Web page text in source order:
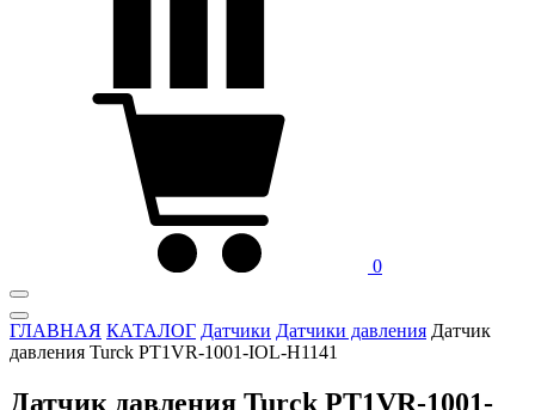
0
ГЛАВНАЯ КАТАЛОГ Датчики Датчики давления Датчик
давления Turck PT1VR-1001-IOL-H1141
Датчик давления Turck PT1VR-1001-